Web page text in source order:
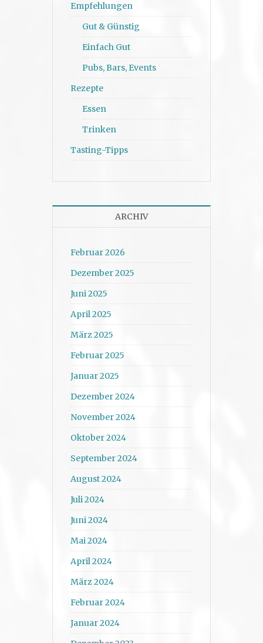
Empfehlungen
Gut & Günstig
Einfach Gut
Pubs, Bars, Events
Rezepte
Essen
Trinken
Tasting-Tipps
ARCHIV
Februar 2026
Dezember 2025
Juni 2025
April 2025
März 2025
Februar 2025
Januar 2025
Dezember 2024
November 2024
Oktober 2024
September 2024
August 2024
Juli 2024
Juni 2024
Mai 2024
April 2024
März 2024
Februar 2024
Januar 2024